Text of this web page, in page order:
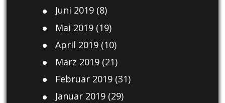
Juni 2019(8)
Mai 2019(19)
April 2019(10)
März 2019(21)
Februar 2019(31)
Januar 2019(29)